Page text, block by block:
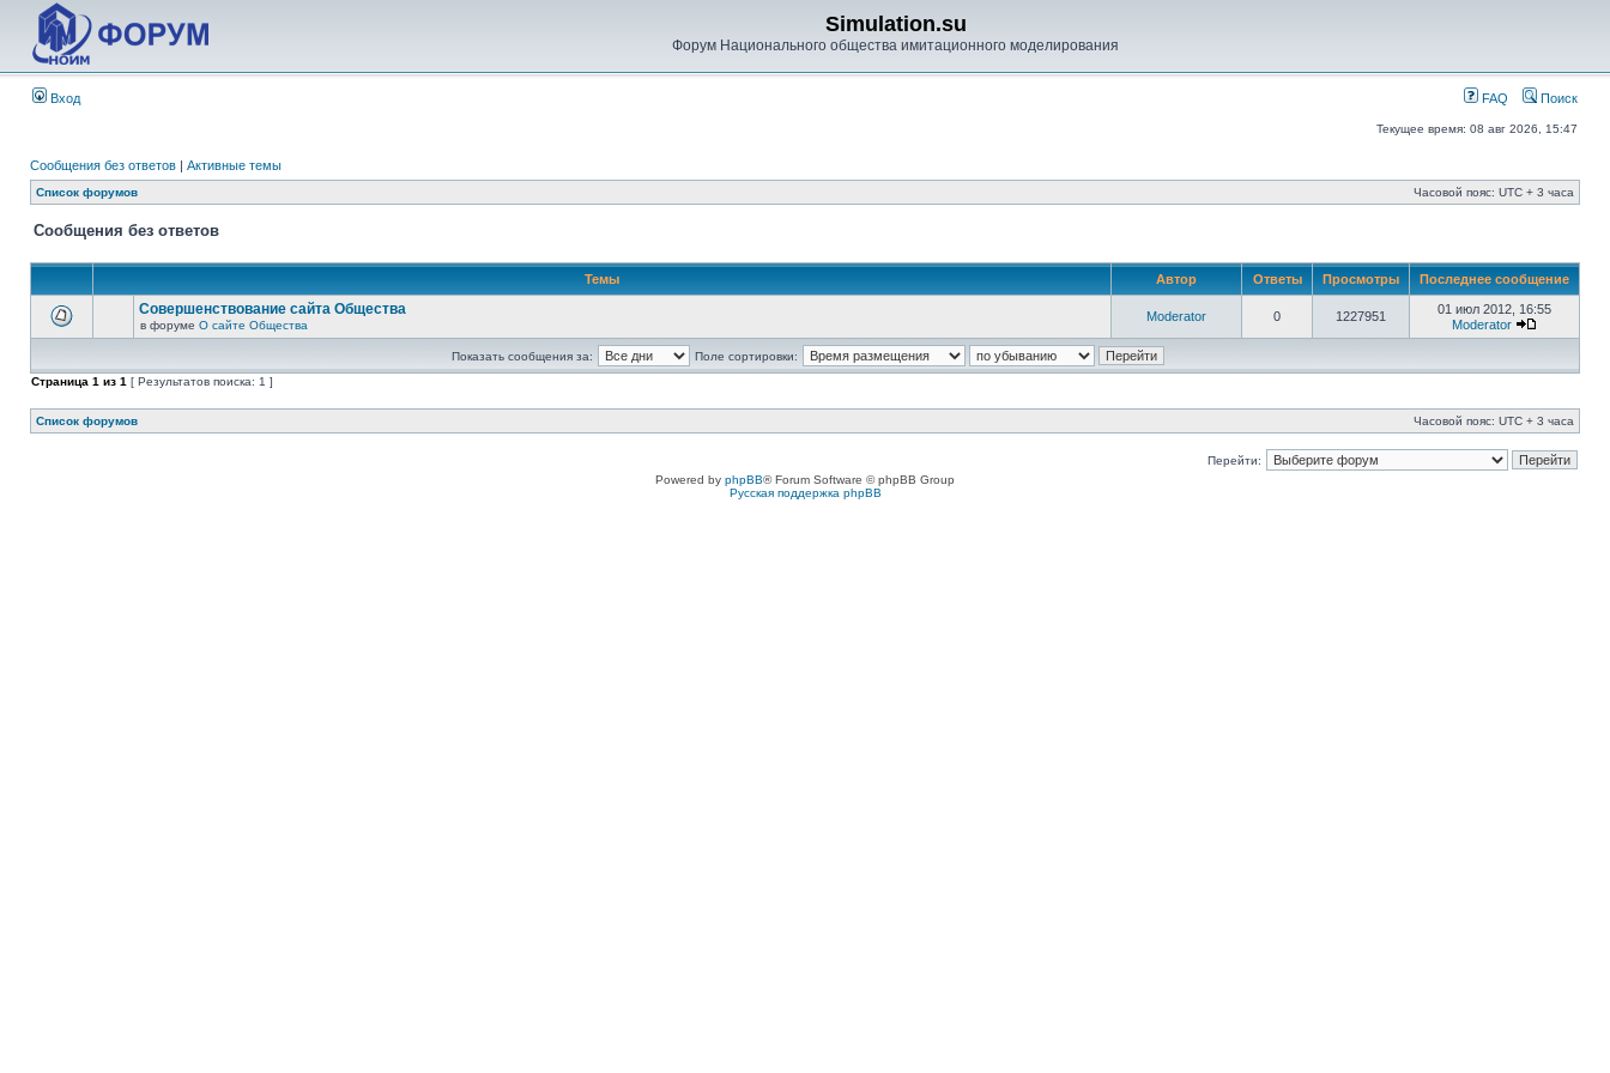
Simulation.su
Форум Национального общества имитационного моделирования
Вход FAQ Поиск
Текущее время: 08 авг 2026, 15:47
Сообщения без ответов | Активные темы
Список форумов Часовой пояс: UTC + 3 часа
Сообщения без ответов
Темы Автор Ответы Просмотры Последнее сообщение
Совершенствование сайта Общества
в форуме О сайте Общества
Moderator 0 1227951
01 июл 2012, 16:55
Moderator
Показать сообщения за:
Поле сортировки:
Страница 1 из 1 [ Результатов поиска: 1 ]
Список форумов Часовой пояс: UTC + 3 часа
Перейти:
Powered by phpBB® Forum Software © phpBB Group
Русская поддержка phpBB